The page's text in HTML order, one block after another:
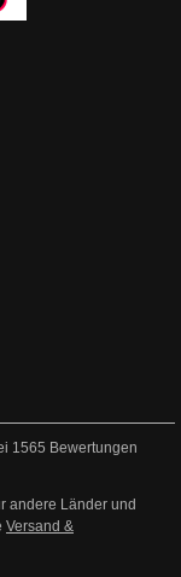
1565 Bewertungen
andere Länder und
Versand &